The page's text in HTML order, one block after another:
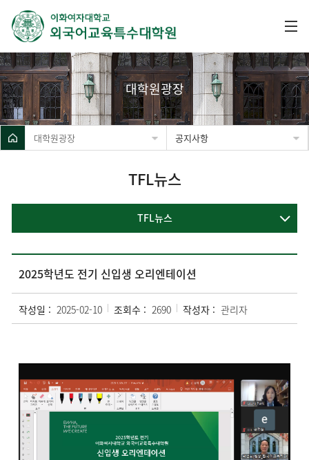
대학원광장
대학원광장 공지사항
TFL뉴스
TFL뉴스
2025학년도 전기 신입생 오리엔테이션
작성일 : 2025-02-10 조회수 : 2690 작성자 : 관리자